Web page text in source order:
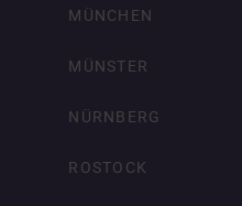
MÜNCHEN
MÜNSTER
NÜRNBERG
ROSTOCK